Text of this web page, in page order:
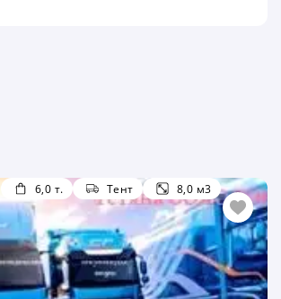
6,0 т. Тент 8,0 м3